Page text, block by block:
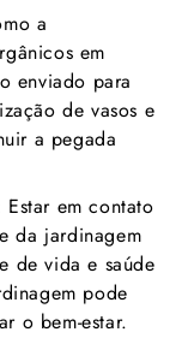
a
em
enviado para
de vasos e
a pegada
Estar em contato
da jardinagem
de vida e saúde
pode
o bem-estar.